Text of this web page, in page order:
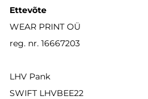
Ettevõte
WEAR PRINT OÜ
reg. nr. 16667203
LHV Pank
SWIFT LHVBEE22